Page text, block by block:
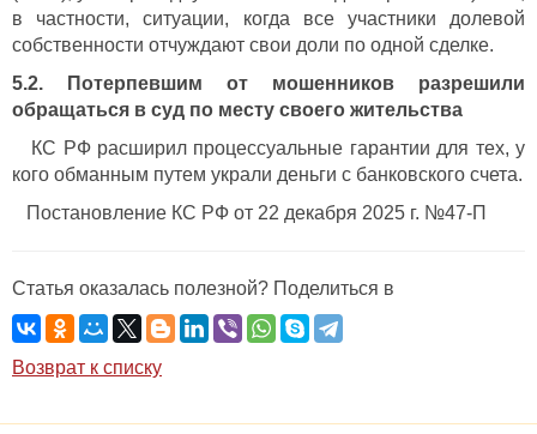
в частности, ситуации, когда все участники долевой
собственности отчуждают свои доли по одной сделке.
5.2. Потерпевшим от мошенников разрешили
обращаться в суд по месту своего жительства
КС РФ расширил процессуальные гарантии для тех, у
кого обманным путем украли деньги с банковского счета.
Постановление КС РФ от 22 декабря 2025 г. №47-П
Статья оказалась полезной? Поделиться в
Возврат к списку